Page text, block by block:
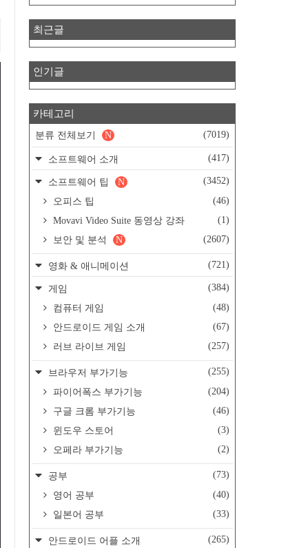
최근글
인기글
카테고리
분류 전체보기 (7019)
N
소프트웨어 소개 (417)
소프트웨어 팁 (3452)
N
오피스 팁
(46)
Movavi Video Suite 동영상 강좌
(1)
보안 및 분석
(2607)
N
영화 & 애니메이션 (721)
게임
(384)
컴퓨터 게임
(48)
안드로이드 게임 소개
(67)
러브 라이브 게임
(257)
브라우저 부가기능
(255)
파이어폭스 부가기능
(204)
구글 크롬 부가기능
(46)
윈도우 스토어
(3)
오페라 부가기능
(2)
공부
(73)
영어 공부
(40)
일본어 공부
(33)
안드로이드 어플 소개 (265)